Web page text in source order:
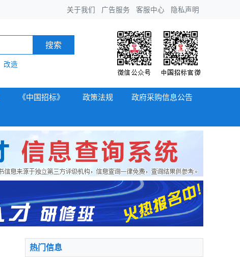
关于我们 广告服务 客服中心 隐私声明
搜索
改造
《中国招标》 政策法规
政府采购
政府采购信息公告
热门信息